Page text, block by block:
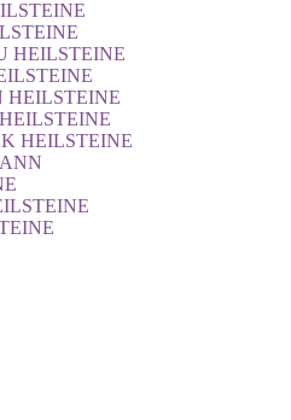
HEILSTEINE
HEILSTEINE
HEILSTEINE